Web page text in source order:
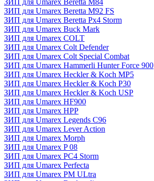
ЗИП для Umarex Beretta M84
ЗИП для Umarex Beretta M92 FS
ЗИП для Umarex Beretta Px4 Storm
ЗИП для Umarex Buck Mark
ЗИП для Umarex COLT
ЗИП для Umarex Colt Defender
ЗИП для Umarex Colt Special Combat
ЗИП для Umarex Hammerli Hunter Force 900
ЗИП для Umarex Heckler & Koch MP5
ЗИП для Umarex Heckler & Koch P30
ЗИП для Umarex Heckler & Koch USP
ЗИП для Umarex HF900
ЗИП для Umarex HPP
ЗИП для Umarex Legends C96
ЗИП для Umarex Lever Action
ЗИП для Umarex Morph
ЗИП для Umarex P 08
ЗИП для Umarex PC4 Storm
ЗИП для Umarex Perfecta
ЗИП для Umarex PM ULtra